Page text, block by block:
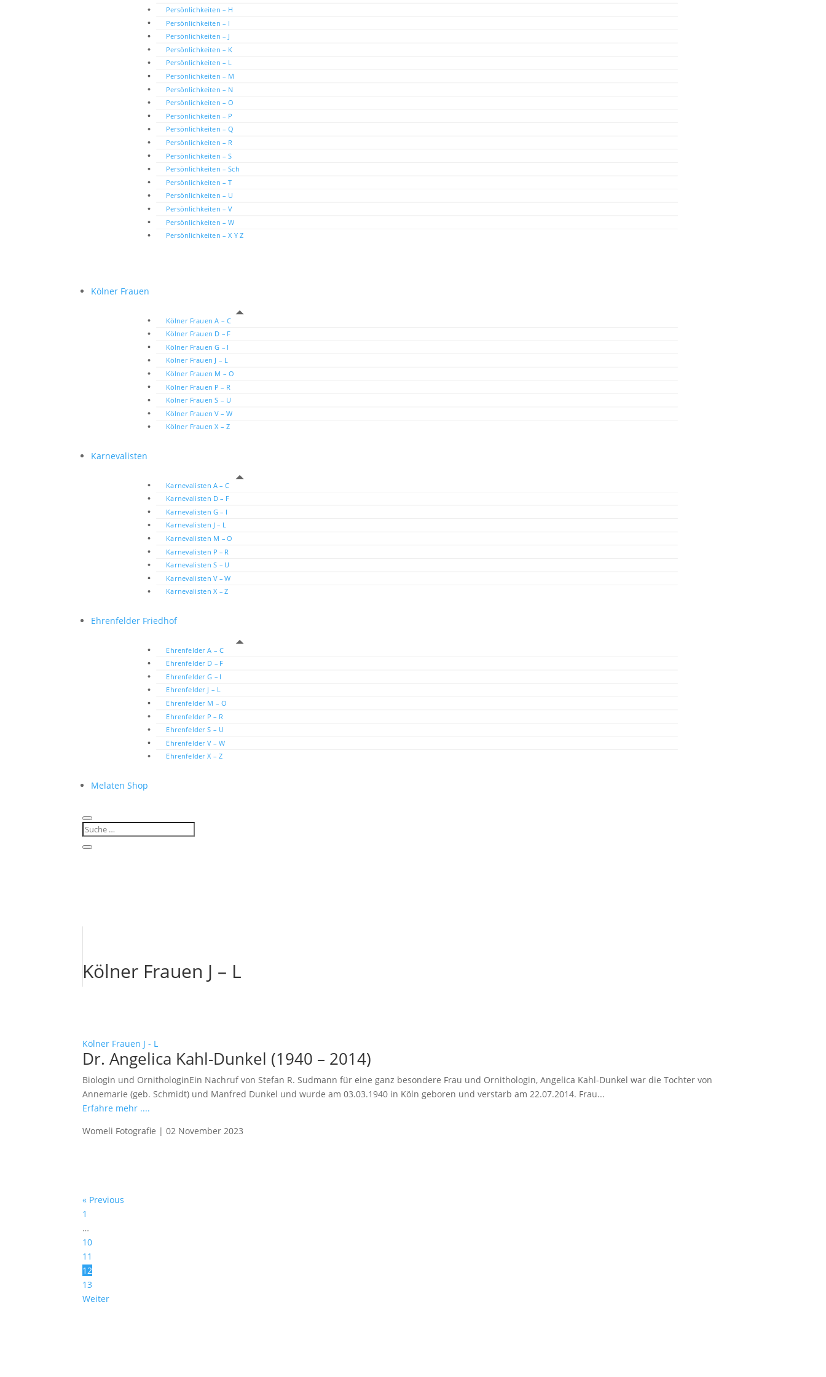
Persönlichkeiten – H
Persönlichkeiten – I
Persönlichkeiten – J
Persönlichkeiten – K
Persönlichkeiten – L
Persönlichkeiten – M
Persönlichkeiten – N
Persönlichkeiten – O
Persönlichkeiten – P
Persönlichkeiten – Q
Persönlichkeiten – R
Persönlichkeiten – S
Persönlichkeiten – Sch
Persönlichkeiten – T
Persönlichkeiten – U
Persönlichkeiten – V
Persönlichkeiten – W
Persönlichkeiten – X Y Z
Kölner Frauen
Kölner Frauen A – C
Kölner Frauen D – F
Kölner Frauen G – I
Kölner Frauen J – L
Kölner Frauen M – O
Kölner Frauen P – R
Kölner Frauen S – U
Kölner Frauen V – W
Kölner Frauen X – Z
Karnevalisten
Karnevalisten A – C
Karnevalisten D – F
Karnevalisten G – I
Karnevalisten J – L
Karnevalisten M – O
Karnevalisten P – R
Karnevalisten S – U
Karnevalisten V – W
Karnevalisten X – Z
Ehrenfelder Friedhof
Ehrenfelder A – C
Ehrenfelder D – F
Ehrenfelder G – I
Ehrenfelder J – L
Ehrenfelder M – O
Ehrenfelder P – R
Ehrenfelder S – U
Ehrenfelder V – W
Ehrenfelder X – Z
Melaten Shop
Kölner Frauen J – L
Kölner Frauen J - L
Dr. Angelica Kahl-Dunkel (1940 – 2014)
Biologin und OrnithologinEin Nachruf von Stefan R. Sudmann für eine ganz besondere Frau und Ornithologin, Angelica Kahl-Dunkel war die Tochter von
Annemarie (geb. Schmidt) und Manfred Dunkel und wurde am 03.03.1940 in Köln geboren und verstarb am 22.07.2014. Frau...
Erfahre mehr ....
Womeli Fotografie |02 November 2023
« Previous
1
…
10
11
12
13
Weiter